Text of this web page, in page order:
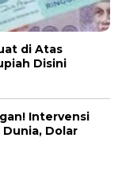
di Atas
Disini
Intervensi
Dunia, Dolar